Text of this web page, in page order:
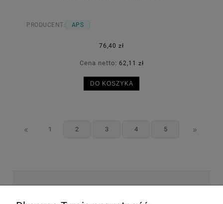
PRODUCENT: APS
76,40 zł
Cena netto: 62,11 zł
DO KOSZYKA
« 1 2 3 4 5 »